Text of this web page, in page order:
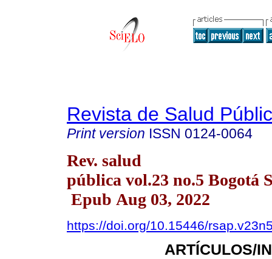
Revista de Salud
Print version ISSN 0124-0064
Rev. salud
pública vol.23 no.5 Bogotá
Epub Aug 03, 2022
https://doi.org/10.15446/
ARTÍCULOS/